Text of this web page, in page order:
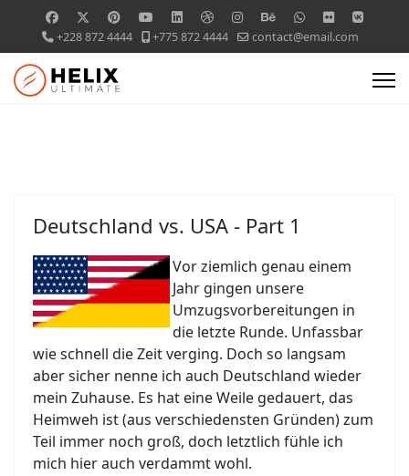
+228 872 4444 +775 872 4444 contact@email.com
Deutschland vs. USA - Part 1
Vor ziemlich genau einem
Jahr gingen unsere
Umzugsvorbereitungen in
die letzte Runde. Unfassbar
wie schnell die Zeit verging. Doch so langsam
aber sicher nenne ich auch Deutschland wieder
mein Zuhause. Es hat eine Weile gedauert, das
Heimweh ist (aus verschiedensten Gründen) zum
Teil immer noch groß, doch letztlich fühle ich
mich hier auch verdammt wohl.